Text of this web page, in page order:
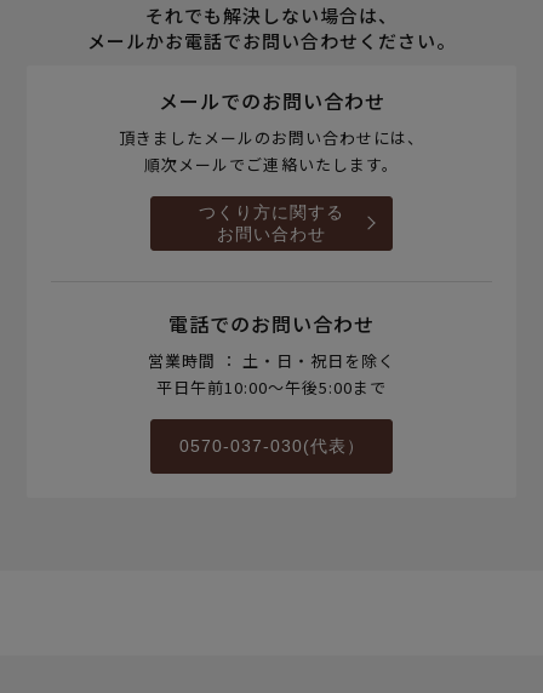
それでも解決しない場合は、
メールかお電話でお問い合わせください。
メールでのお問い合わせ
頂きましたメールのお問い合わせには、
順次メールでご連絡いたします。
つくり方に関する
お問い合わせ
電話でのお問い合わせ
営業時間 ： 土・日・祝日を除く
平日午前10:00～午後5:00まで
0570-037-030(代表）